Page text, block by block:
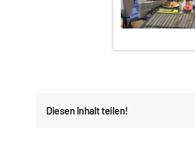
Diesen Inhalt teilen!